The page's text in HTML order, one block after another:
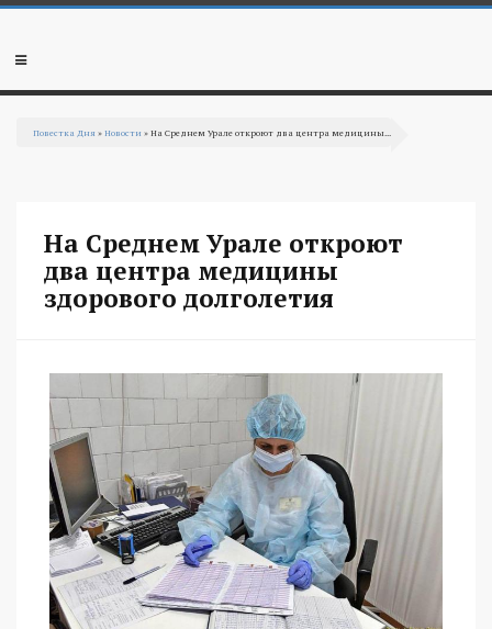
Перейти к основному содержанию
Мобильное
Повестка Дня »Новости » На Среднем Урале откроют два центра медицины...
На Среднем Урале откроют
два центра медицины
здорового долголетия